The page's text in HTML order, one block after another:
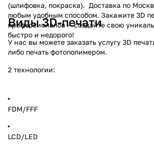
(шлифовка, покраска). Доставка по
любым удобным способом. Закажите 3D
профессионалов — создайте свою
быстро и недорого!
Виды 3D-печати
У нас вы можете заказать услугу 3D
либо печать фотополимером.
2 технологии:
FDM/FFF
LCD/LED